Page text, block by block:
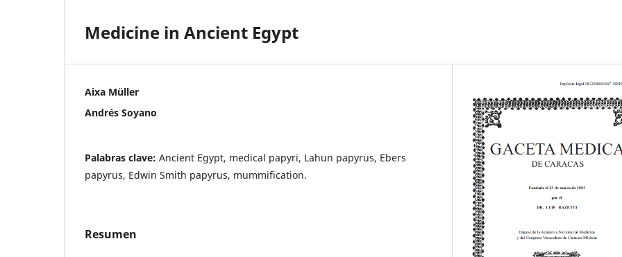
Medicine in Ancient Egypt
Aixa Müller
Andrés Soyano
Palabras clave: Ancient Egypt, medical papyri, Lahun papyrus, Ebers
papyrus, Edwin Smith papyrus, mummification.
Resumen